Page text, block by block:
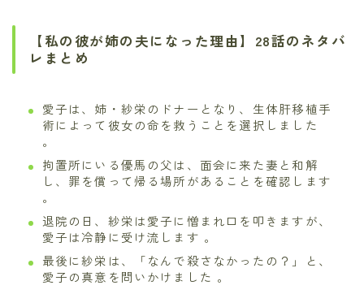
【私の彼が姉の夫になった理由】28話のネタバ
レまとめ
愛子は、姉・紗栄のドナーとなり、生体肝移植手
術によって彼女の命を救うことを選択しました
。
拘置所にいる優馬の父は、面会に来た妻と和解
し、罪を償って帰る場所があることを確認します
。
退院の日、紗栄は愛子に憎まれ口を叩きますが、
愛子は冷静に受け流します 。
最後に紗栄は、「なんで殺さなかったの？」と、
愛子の真意を問いかけました 。